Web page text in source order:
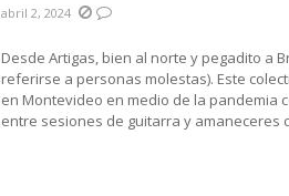
abril 2, 2024
Desde Artigas, bien al norte y pegadito a
referirse a personas molestas). Este
en Montevideo en medio de la pandemia
entre sesiones de guitarra y amaneceres